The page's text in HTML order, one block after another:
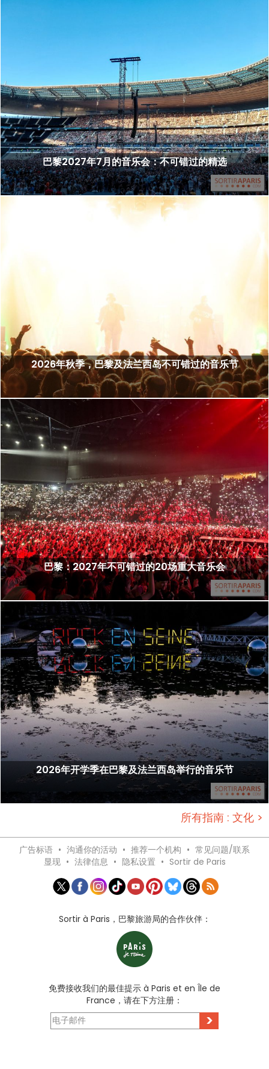
巴黎2027年7月的音乐会：不可错过的精选
2026年秋季，巴黎及法兰西岛不可错过的音乐节
巴黎：2027年不可错过的20场重大音乐会
2026年开学季在巴黎及法兰西岛举行的音乐节
所有指南 : 文化 >
广告标语 • 沟通你的活动 • 推荐一个机构 • 常见问题/联系
显现 • 法律信息 • 隐私设置 • Sortir de Paris
Sortir à Paris，巴黎旅游局的合作伙伴：
免费接收我们的最佳提示 à Paris et en Île de
France，请在下方注册：
>